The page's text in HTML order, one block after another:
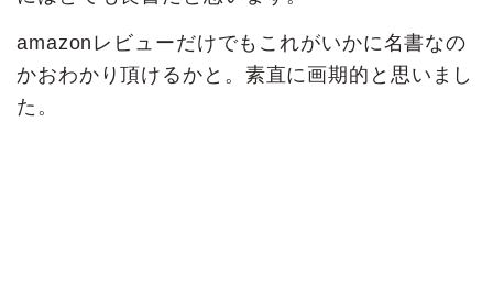
amazonレビューだけでもこれがいかに名書なの
かおわかり頂けるかと。素直に画期的と思いまし
た。